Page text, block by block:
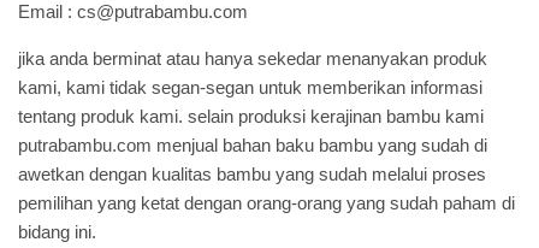
Email : cs@putrabambu.com
jika anda berminat atau hanya sekedar menanyakan produk
kami, kami tidak segan-segan untuk memberikan informasi
tentang produk kami. selain produksi kerajinan bambu kami
putrabambu.com menjual bahan baku bambu yang sudah di
awetkan dengan kualitas bambu yang sudah melalui proses
pemilihan yang ketat dengan orang-orang yang sudah paham di
bidang ini.